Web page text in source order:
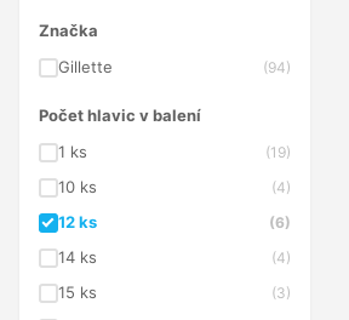
Značka
Gillette
(94)
Počet hlavic v balení
1 ks
(19)
10 ks (4)
12 ks (6)
14 ks (4)
15 ks (3)